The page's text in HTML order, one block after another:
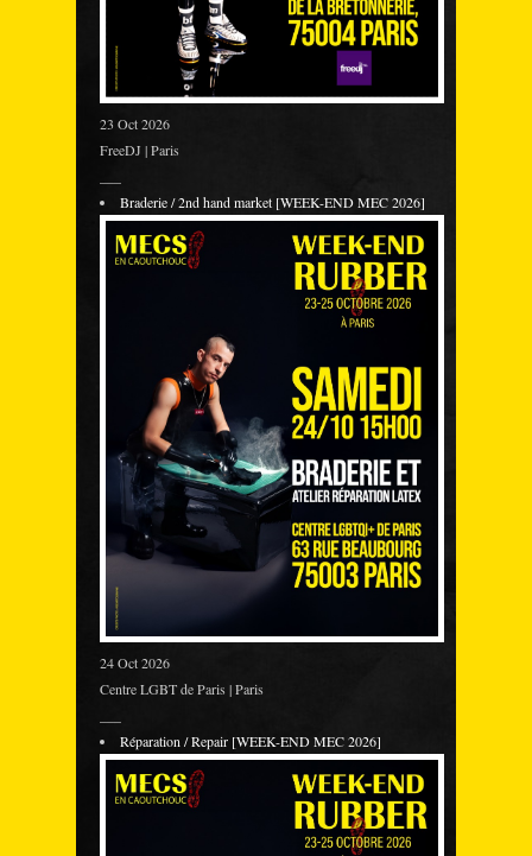
23 Oct 2026
FreeDJ | Paris
Braderie / 2nd hand market [WEEK-END MEC 2026]
24 Oct 2026
Centre LGBT de Paris | Paris
Réparation / Repair [WEEK-END MEC 2026]